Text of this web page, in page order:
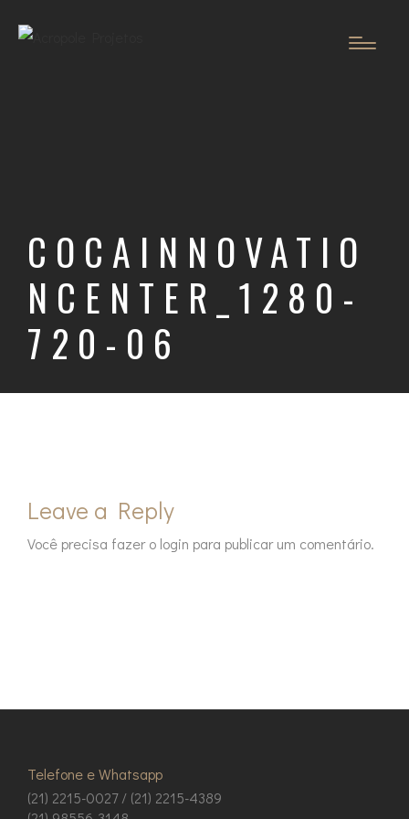
COCAINNOVATIO
NCENTER_1280-
720-06
Leave a Reply
Você precisa fazer o login para publicar um comentário.
Telefone e Whatsapp
(21) 2215-0027 / (21) 2215-4389